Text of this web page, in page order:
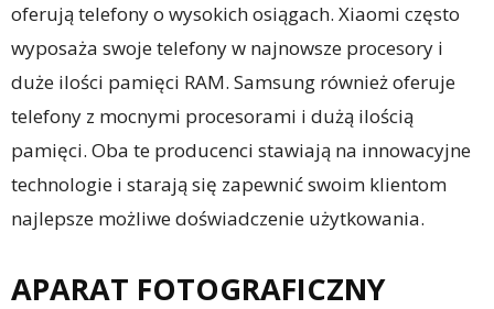
oferują telefony o wysokich osiągach. Xiaomi często
wyposaża swoje telefony w najnowsze procesory i
duże ilości pamięci RAM. Samsung również oferuje
telefony z mocnymi procesorami i dużą ilością
pamięci. Oba te producenci stawiają na innowacyjne
technologie i starają się zapewnić swoim klientom
najlepsze możliwe doświadczenie użytkowania.
APARAT FOTOGRAFICZNY